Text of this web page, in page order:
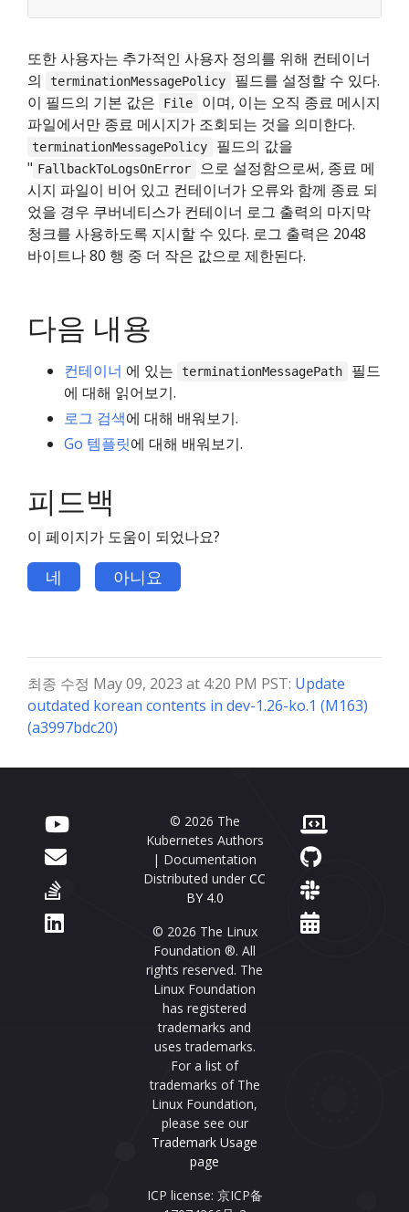
또한 사용자는 추가적인 사용자 정의를 위해 컨테이너
의
terminationMessagePolicy
필드를 설정할 수 있다.
이 필드의 기본 값은
File
이며, 이는 오직 종료 메시지
파일에서만 종료 메시지가 조회되는 것을 의미한다.
terminationMessagePolicy
필드의 값을
" FallbackToLogsOnError
으로 설정함으로써, 종료 메
시지 파일이 비어 있고 컨테이너가 오류와 함께 종료 되
었을 경우 쿠버네티스가 컨테이너 로그 출력의 마지막
청크를 사용하도록 지시할 수 있다. 로그 출력은 2048
바이트나 80 행 중 더 작은 값으로 제한된다.
다음 내용
컨테이너 에 있는 terminationMessagePath
필드
에 대해 읽어보기.
로그 검색에 대해 배워보기.
Go 템플릿에 대해 배워보기.
피드백
이 페이지가 도움이 되었나요?
네 아니요
최종 수정 May 09, 2023 at 4:20 PM PST: Update
outdated korean contents in dev-1.26-ko.1 (M163)
(a3997bdc20)
© 2026 The
Kubernetes Authors
| Documentation
Distributed under CC
BY 4.0
© 2026 The Linux
Foundation ®. All
rights reserved. The
Linux Foundation
has registered
trademarks and
uses trademarks.
For a list of
trademarks of The
Linux Foundation,
please see our
Trademark Usage
page
ICP license: 京ICP备